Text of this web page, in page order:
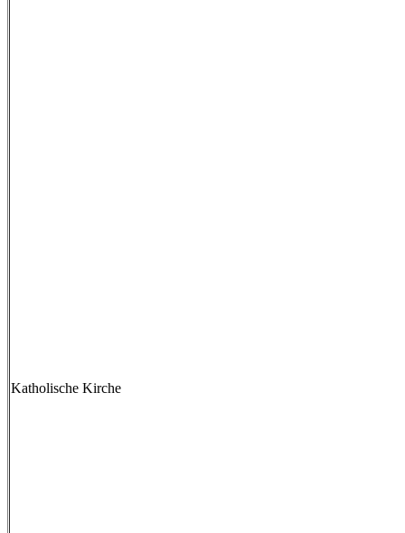
Katholische Kirche